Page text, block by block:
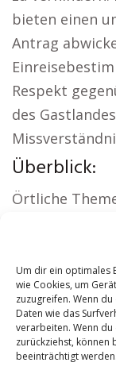
Um dir ein optimales
wie Cookies, um
zuzugreifen. Wenn
Daten wie das
verarbeiten. Wenn
zurückziehst, können
beeinträchtigt werden.
bieten einen
Antrag
Respekt
des
Überblick:
Örtliche
Neustadt
Hundeschule
Contents [